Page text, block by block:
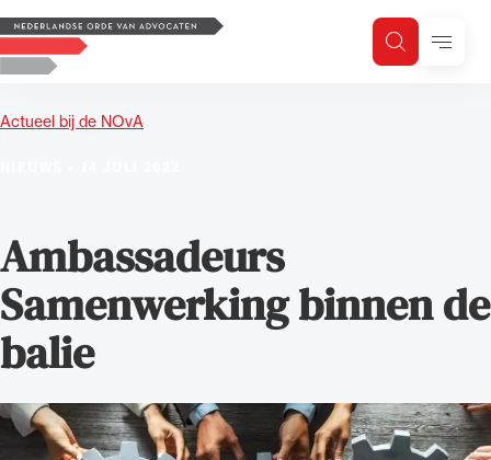
Logo, to the homepage
ZoekenMenu
Actueel bij de NOvA
Ambassadeurs
Samenwerking binnen de
balie
Zoeken
Zoek op trefwoord